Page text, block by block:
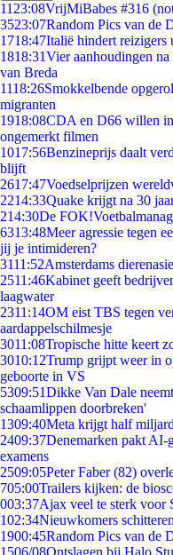
11 23:08VrijMiBabes #316
3523:07Random Pics van de
1718:47Italië hindert reizigers
1818:31Vier aanhoudingen
van Breda
1118:26Smokkelbende
migranten
1918:08CDA en D66 willen
ongemerkt filmen
1017:56Benzineprijs daalt
blijft
2617:47Voedselprijzen
2214:33Quake krijgt na 30
214:30De
6313:48Meer agressie tegen
jij je intimideren?
3111:52Amsterdams
2511:46Kabinet geeft
laagwater
2311:14OM eist TBS tegen
aardappelschilmesje
3011:08Tropische hitte keert
3010:12Trump grijpt weer in
geboorte in VS
5309:51Dikke Van Dale
schaamlippen doorbreken'
1309:40Meta krijgt half
2409:37Denemarken pakt AI-
examens
2509:05Peter Faber (82)
705:00Trailers kijken: de
003:37Ajax veel te sterk voor
102:34Nieuwkomers
1900:45Random Pics van de
1506/08Ontslagen bij Halo